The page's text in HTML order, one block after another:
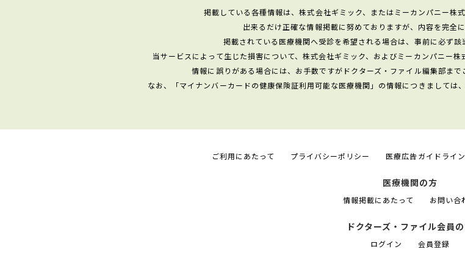
掲載している各種情報は、株式会社ギミック、またはミーカンパニー株
出来るだけ正確な情報掲載に努めておりますが、内容を完全
掲載されている医療機関へ受診を希望される場合は、事前に必ず該
当サービスによって生じた損害について、株式会社ギミック、およびミーカンパニー
情報に誤りがある場合には、お手数ですがドクターズ・ファイル編集部まで
なお、「マイナンバーカードの健康保険証利用可能な医療機関」の情報につきましては
ご利用にあたって プライバシーポリシー 医療広告ガイドライ
医療機関の方
情報掲載にあたって お問い合
ドクターズ・ファイル会員
ログイン 会員登録